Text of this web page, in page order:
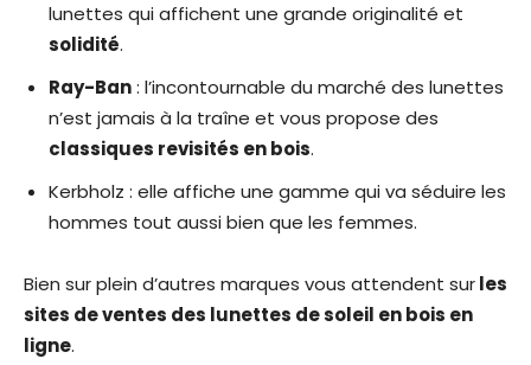
lunettes qui affichent une grande originalité et
solidité.
Ray-Ban: l’incontournable du marché des lunettes
n’est jamais à la traîne et vous propose des
classiques revisités en bois.
Kerbholz : elle affiche une gamme qui va séduire les
hommes tout aussi bien que les femmes.
Bien sur plein d’autres marques vous attendent surles
sites de ventes des lunettes de soleil en bois en
ligne.